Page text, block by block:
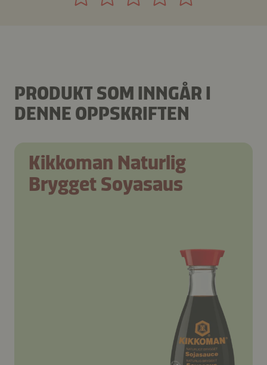
PRODUKT SOM INNGÅR I
DENNE OPPSKRIFTEN
Kikkoman Naturlig
Brygget Soyasaus